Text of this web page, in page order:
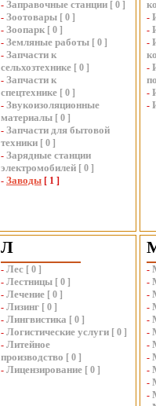
- Заправочные станции [ 0 ]
- Зоотовары [ 0 ]
- Зоопарк [ 0 ]
- Земляные работы [ 0 ]
- Запчасти к
сельхозтехнике [ 0 ]
- Запчасти к
спецтехнике [ 0 ]
- Звукоизоляционные
материалы [ 0 ]
- Запчасти для бытовой
техники [ 0 ]
- Зарядные станции
электромобилей [ 0 ]
- Заводы [ 1 ]
-
-
-
-
-
-
Л
- Лес [ 0 ]
- Лестницы [ 0 ]
- Лечение [ 0 ]
- Лизинг [ 0 ]
- Лингвистика [ 0 ]
- Логистические услуги [ 0 ]
- Литейное
производство [ 0 ]
- Лицензирование [ 0 ]
-
-
-
-
-
-
-
-
-
-
-